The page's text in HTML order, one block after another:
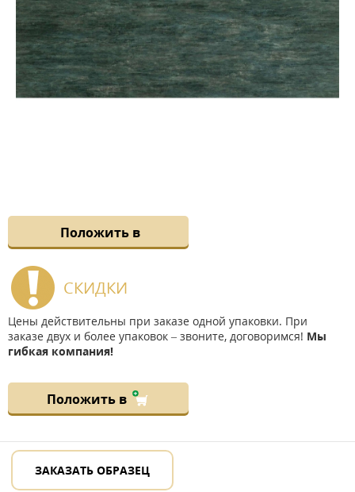
Положить в
СКИДКИ
Цены действительны при заказе одной упаковки. При
заказе двух и более упаковок – звоните, договоримся! Мы
гибкая компания!
Положить в
ЗАКАЗАТЬ ОБРАЗЕЦ